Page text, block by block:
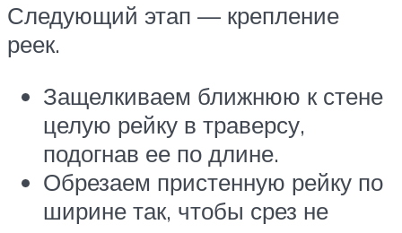
Следующий этап — крепление
реек.
Защелкиваем ближнюю к стене
целую рейку в траверсу,
подогнав ее по длине.
Обрезаем пристенную рейку по
ширине так, чтобы срез не